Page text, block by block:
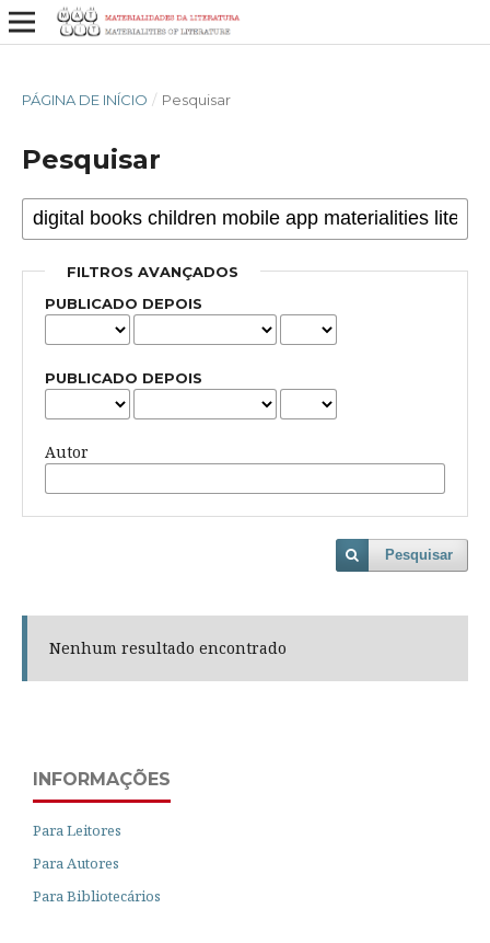
PÁGINA DE INÍCIO / Pesquisar
Pesquisar
FILTROS AVANÇADOS
PUBLICADO DEPOIS
PUBLICADO DEPOIS
Autor
Pesquisar
Nenhum resultado encontrado
INFORMAÇÕES
Para Leitores
Para Autores
Para Bibliotecários